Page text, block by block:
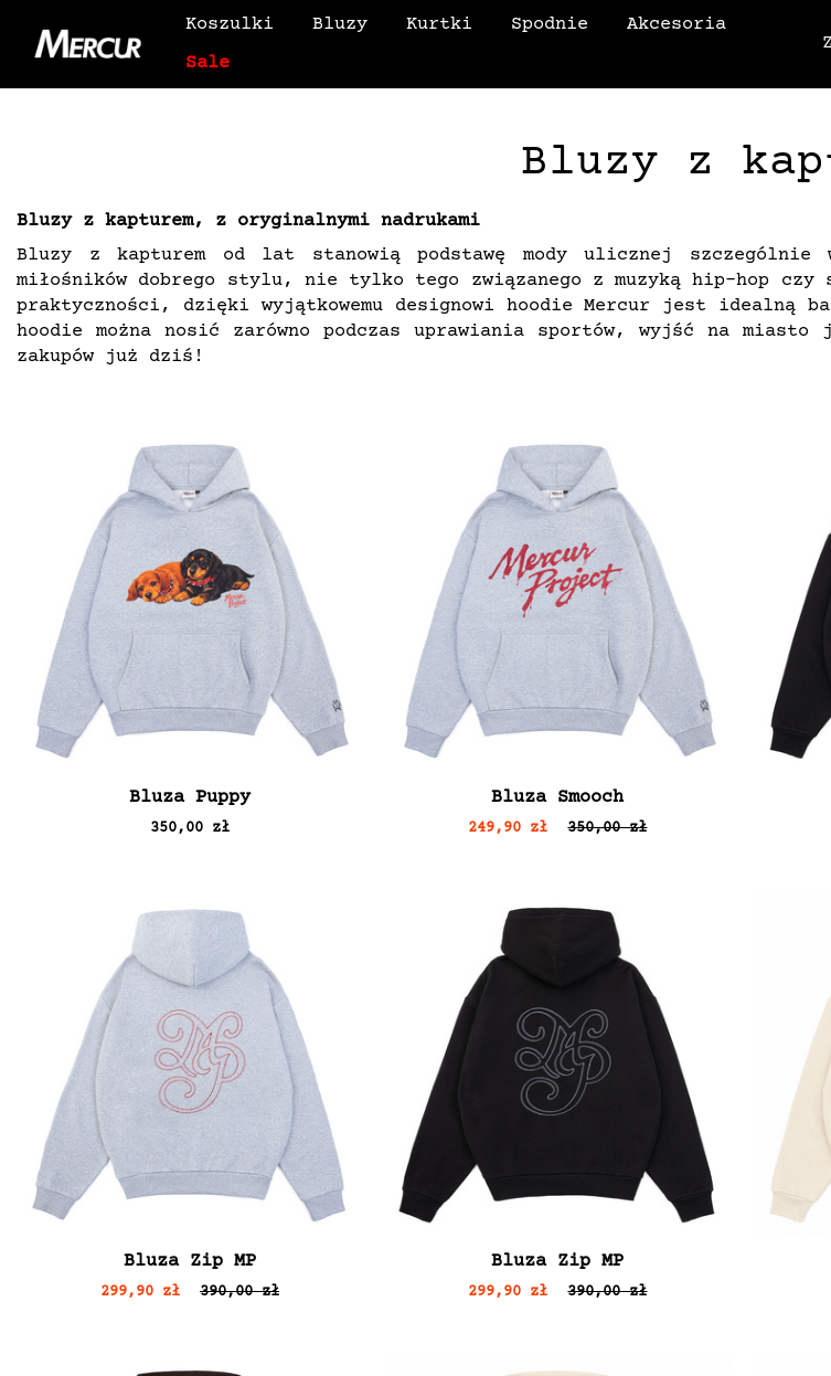
Koszulki Bluzy Kurtki Spodnie
Akcesoria
Sale
Bluzy z
Bluzy z kapturem, z oryginalnymi nadrukami
Bluzy z kapturem od lat stanowią podstawę mody ulicznej szczególnie
miłośników dobrego stylu, nie tylko tego związanego z muzyką hip-hop czy
praktyczności, dzięki wyjątkowemu designowi hoodie Mercur jest idealną
hoodie można nosić zarówno podczas uprawiania sportów, wyjść na
zakupów już dziś!
Bluza Puppy
350,00 zł
Bluza Smooch
249,90 zł 350,00 zł
Bluza Zip MP
299,90 zł 390,00 zł
Bluza Zip MP
299,90 zł 390,00 zł